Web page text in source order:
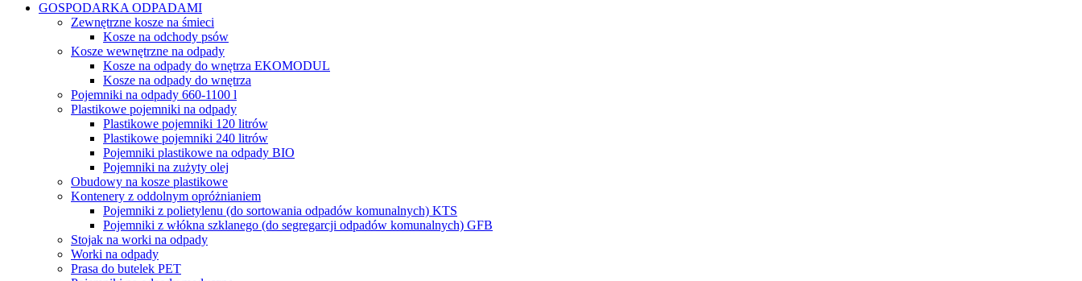
GOSPODARKA ODPADAMI
Zewnętrzne kosze na śmieci
Kosze na odchody psów
Kosze wewnętrzne na odpady
Kosze na odpady do wnętrza EKOMODUL
Kosze na odpady do wnętrza
Pojemniki na odpady 660-1100 l
Plastikowe pojemniki na odpady
Plastikowe pojemniki 120 litrów
Plastikowe pojemniki 240 litrów
Pojemniki plastikowe na odpady BIO
Pojemniki na zużyty olej
Obudowy na kosze plastikowe
Kontenery z oddolnym opróżnianiem
Pojemniki z polietylenu (do sortowania odpadów komunalnych) KTS
Pojemniki z włókna szklanego (do segregarcji odpadów komunalnych) GFB
Stojak na worki na odpady
Worki na odpady
Prasa do butelek PET